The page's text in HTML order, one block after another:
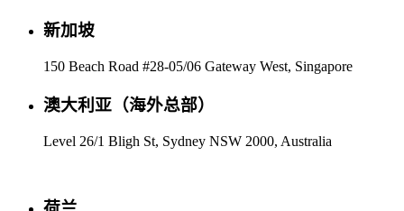
新加坡
150 Beach Road #28-05/06 Gateway West, Singapore
澳大利亚（海外总部）
Level 26/1 Bligh St, Sydney NSW 2000, Australia